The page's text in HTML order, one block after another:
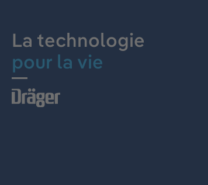
La technologie
pour la vie